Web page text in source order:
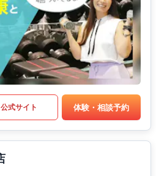
公式サイト 体験・相談予約